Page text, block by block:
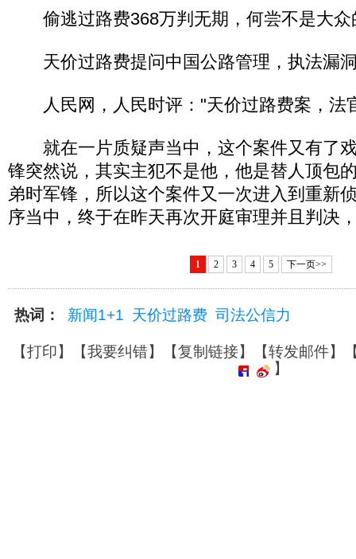
偷逃过路费368万判无期，何尝不是大众
天价过路费提问中国公路管理，执法漏
人民网，人民时评："天价过路费案，法
就在一片质疑声当中，这个案件又有了
锋突然说，其实主犯不是他，他是替人顶包
弟时军锋，所以这个案件又一次进入到重新
序当中，终于在昨天再次开庭审理并且判决
1 2 3 4 5 下一页>>
热词： 新闻1+1 天价过路费 司法公信力
【打印】【我要纠错】【复制链接】【转发邮件】
】